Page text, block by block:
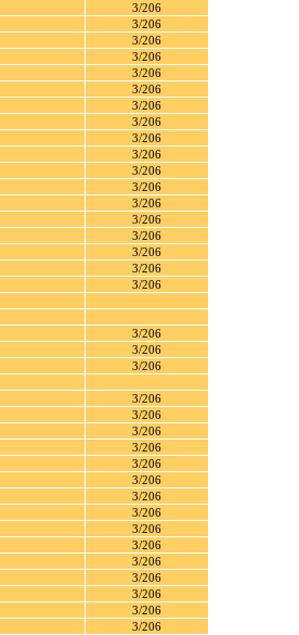
3/206
3/206
3/206
3/206
3/206
3/206
3/206
3/206
3/206
3/206
3/206
3/206
3/206
3/206
3/206
3/206
3/206
3/206
3/206
3/206
3/206
3/206
3/206
3/206
3/206
3/206
3/206
3/206
3/206
3/206
3/206
3/206
3/206
3/206
3/206
3/206